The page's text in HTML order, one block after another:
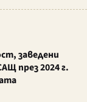
заведени
през 2024 г.